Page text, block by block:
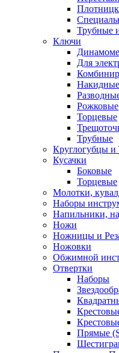
Трубные
Ключи
Для
Накидные
Рожковые
Торцевые
Трубные
Круглогубцы и
Кусачки
Боковые
Торцевые
Молотки,
Наборы
Напильники,
Ножи
Ножницы и
Ножовки
Обжимной
Отвертки
Наборы
Прямые